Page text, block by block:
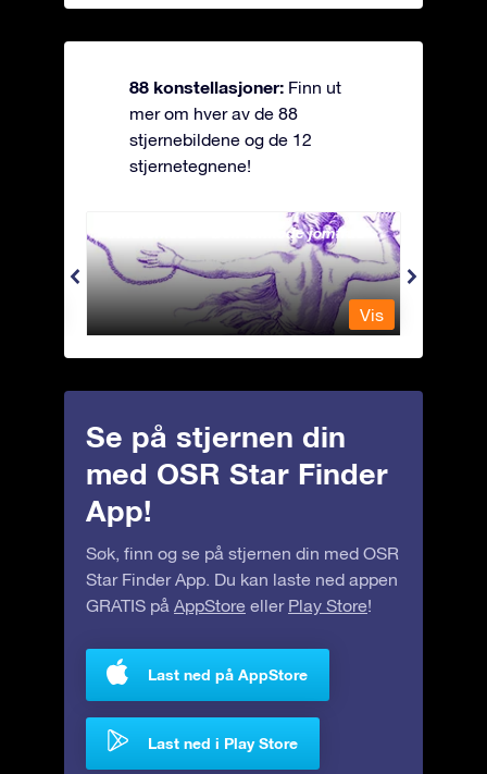
88 konstellasjoner: Finn ut
mer om hver av de 88
stjernebildene og de 12
stjernetegnene!
Andromeda - Den lenkede jomfrua
Vis
Se på stjernen din
med OSR Star Finder
App!
Søk, finn og se på stjernen din med OSR
Star Finder App. Du kan laste ned appen
GRATIS på AppStore eller Play Store!
Last ned på AppStore
Last ned i Play Store